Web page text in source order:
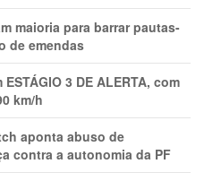
maioria para barrar pautas-
de emendas
3 DE ALERTA, com
km/h
aponta abuso de
contra a autonomia da PF